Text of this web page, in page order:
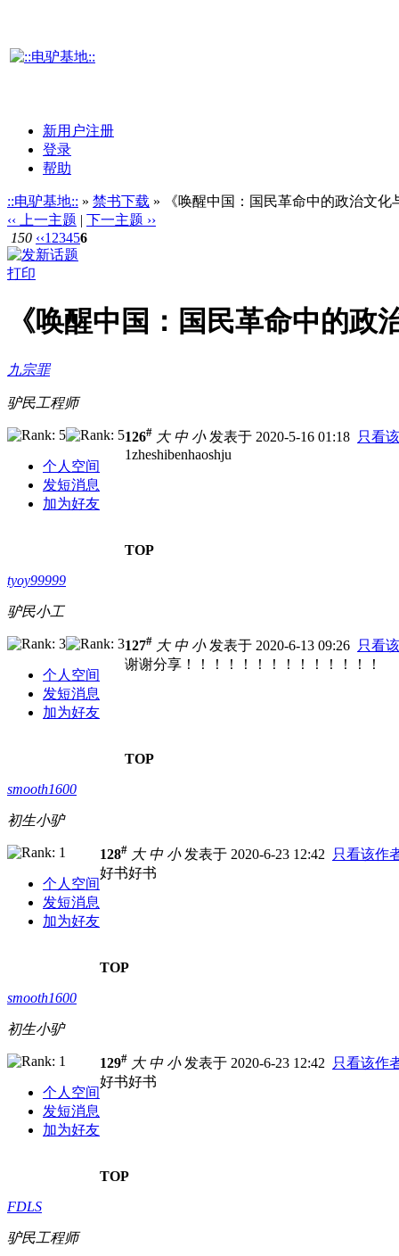
新用户注册
登录
帮助
::电驴基地:: » 禁书下载 » 《唤醒中国：国民革命中的政治文化
‹‹ 上一主题 | 下一主题 ››
150 ‹‹1 23456
打印
《唤醒中国：国民革命中的
九宗罪
驴民工程师
个人空间
发短消息
加为好友
126# 大 中 小发表于 2020-5-16 01:18 只看
1zheshibenhaoshju
TOP
tyoy99999
驴民小工
个人空间
发短消息
加为好友
127# 大 中 小发表于 2020-6-13 09:26 只看
谢谢分享！！！！！！！！！！！！！！
TOP
smooth1600
初生小驴
个人空间
发短消息
加为好友
128# 大 中 小发表于 2020-6-23 12:42
只看该作
好书好书
TOP
smooth1600
初生小驴
个人空间
发短消息
加为好友
129# 大 中 小发表于 2020-6-23 12:42
只看该作
好书好书
TOP
FDLS
驴民工程师